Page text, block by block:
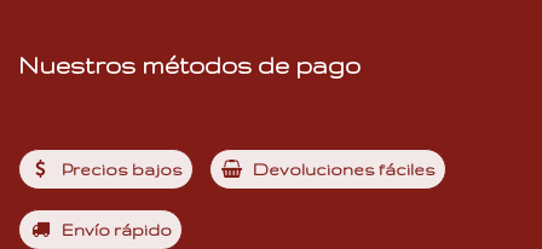
Nuestros métodos de pago
Precios bajos Devoluciones fáciles
Envío rápido